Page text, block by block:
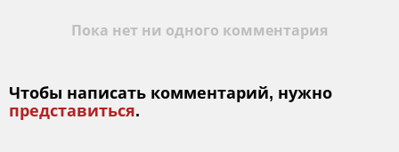
Пока нет ни одного комментария
Чтобы написать комментарий, нужно
представиться.